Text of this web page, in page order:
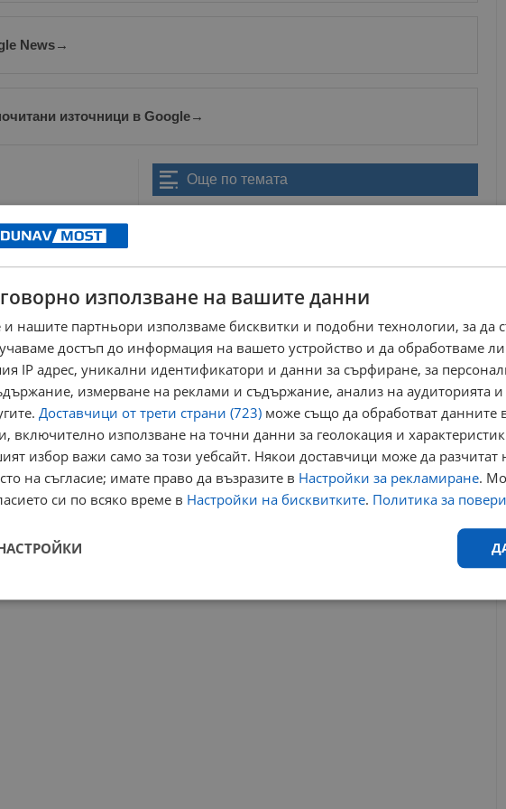
News→
източници в Google→
Още по темата
Районен съд - Русе отмени глоба, наложена от
09:58 | 19.7.2026 г.
Цена със звездичка - равно на „липсваща стока“?!
КЗП откри над 650 нарушения в големите
хранителни вериги
14:25 | 19.3.2023 г.
промоция кзп верига магазини
защита на потребителите
брошура фалшиво намаление
използване на вашите данни
нашите партньори използваме бисквитки и подобни технологии, за да
достъп до информация на вашето устройство и да обработваме
IP адрес, уникални идентификатори и данни за сърфиране, за
измерване на реклами и съдържание, анализ на аудиторията
Доставчици от трети страни (723) може също да обработват данните
включително използване на точни данни за геолокация и
избор важи само за този уебсайт. Някои доставчици може да разчитат
на съгласие; имате право да възразите в Настройки за рекламиране.
си по всяко време в Настройки на бисквитките. Политика за
Строго
Ефективност Таргетиране Функционалност